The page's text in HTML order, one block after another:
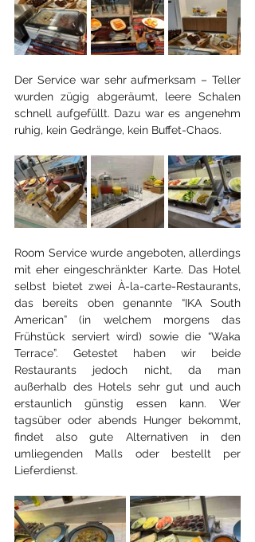
Der Service war sehr aufmerksam – Teller
wurden zügig abgeräumt, leere Schalen
schnell aufgefüllt. Dazu war es angenehm
ruhig, kein Gedränge, kein Buffet-Chaos.
Room Service wurde angeboten, allerdings
mit eher eingeschränkter Karte. Das Hotel
selbst bietet zwei À-la-carte-Restaurants,
das bereits oben genannte “IKA South
American” (in welchem morgens das
Frühstück serviert wird) sowie die “Waka
Terrace”. Getestet haben wir beide
Restaurants jedoch nicht, da man
außerhalb des Hotels sehr gut und auch
erstaunlich günstig essen kann. Wer
tagsüber oder abends Hunger bekommt,
findet also gute Alternativen in den
umliegenden Malls oder bestellt per
Lieferdienst.